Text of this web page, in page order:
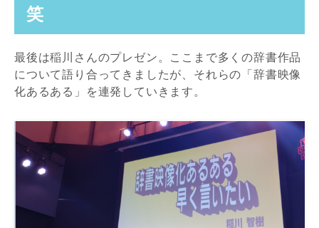
笑
最後は稲川さんのプレゼン。ここまで多くの辞書作品
について語り合ってきましたが、それらの「辞書映像
化あるある」を連発していきます。